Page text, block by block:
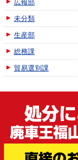
広報部
未分類
生産部
総務課
貿易選別課